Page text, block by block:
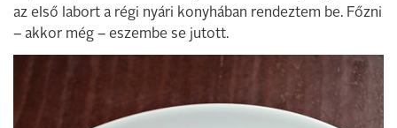
az első labort a régi nyári konyhában rendeztem be. Főzni
– akkor még – eszembe se jutott.